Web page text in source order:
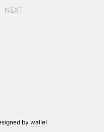
NEXT
by wallel